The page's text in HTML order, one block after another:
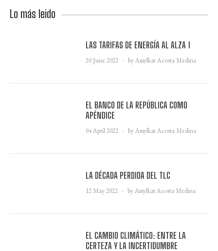
Lo más leido
LAS TARIFAS DE ENERGÍA AL ALZA 1
20 June 2022 by Amylkar Acosta Medina
EL BANCO DE LA REPÚBLICA COMO
APÉNDICE
04 April 2022 by Amylkar Acosta Medina
LA DÉCADA PERDIDA DEL TLC
12 May 2022 by Amylkar Acosta Medina
EL CAMBIO CLIMÁTICO: ENTRE LA
CERTEZA Y LA INCERTIDUMBRE